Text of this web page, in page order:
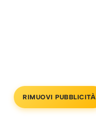
RIMUOVI PUBBLICITÀ